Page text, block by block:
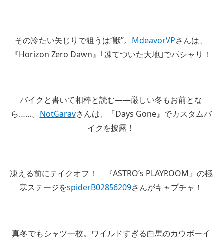
その冷たい矢じりで狙うは“獣”。 MdeavorVPさんは、
『Horizon Zero Dawn』｢凍てついた大地｣でパシャリ！
バイクと書いて相棒と読む――厳しい冬もお前とな
ら……。 NotGaravさんは、『Days Gone』でカスタムバ
イクを披露！
凍える前にテイクオフ！ 『ASTRO’s PLAYROOM』の極
寒ステージをspiderB02856209さんがキャプチャ！
真冬でもシャツ一枚。ワイルドすぎる白馬のカウボーイ